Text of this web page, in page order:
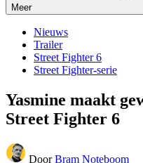
Meer
Nieuws
Trailer
Street Fighter 6
Street Fighter-serie
Yasmine maakt
Street Fighter 6
Door Bram Noteboom